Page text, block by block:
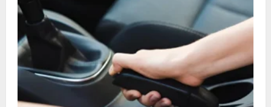
تنظيف الرديتر من الصدأ – الحل الأمثل لحماية نظام التبريد في
السيارة